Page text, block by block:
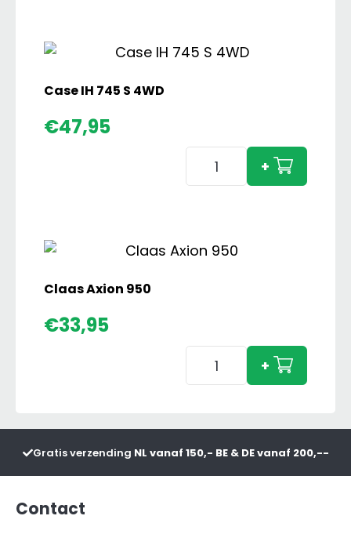
Case IH 745 S 4WD
€47,95
Case
4WD
+
Claas Axion 950
€33,95
Claas
Axion
+
Gratis verzending NL vanaf 150,- BE & DE vanaf 200,--
Contact